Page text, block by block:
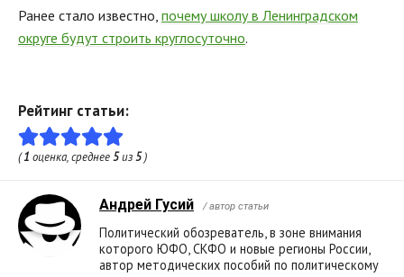
Ранее стало известно, почему школу в Ленинградском
округе будут строить круглосуточно.
Рейтинг статьи:
(1 оценка, среднее5из5)
Андрей Гусий / автор статьи
Политический обозреватель, в зоне внимания
которого ЮФО, СКФО и новые регионы России,
автор методических пособий по политическому